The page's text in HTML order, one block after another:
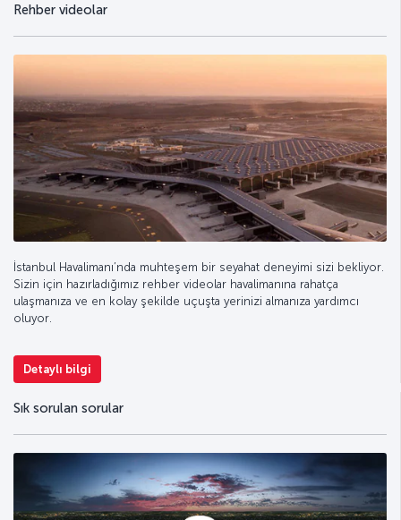
Rehber videolar
İstanbul Havalimanı’nda muhteşem bir seyahat deneyimi sizi bekliyor.
Sizin için hazırladığımız rehber videolar havalimanına rahatça
ulaşmanıza ve en kolay şekilde uçuşta yerinizi almanıza yardımcı
oluyor.
Detaylı bilgi
Sık sorulan sorular